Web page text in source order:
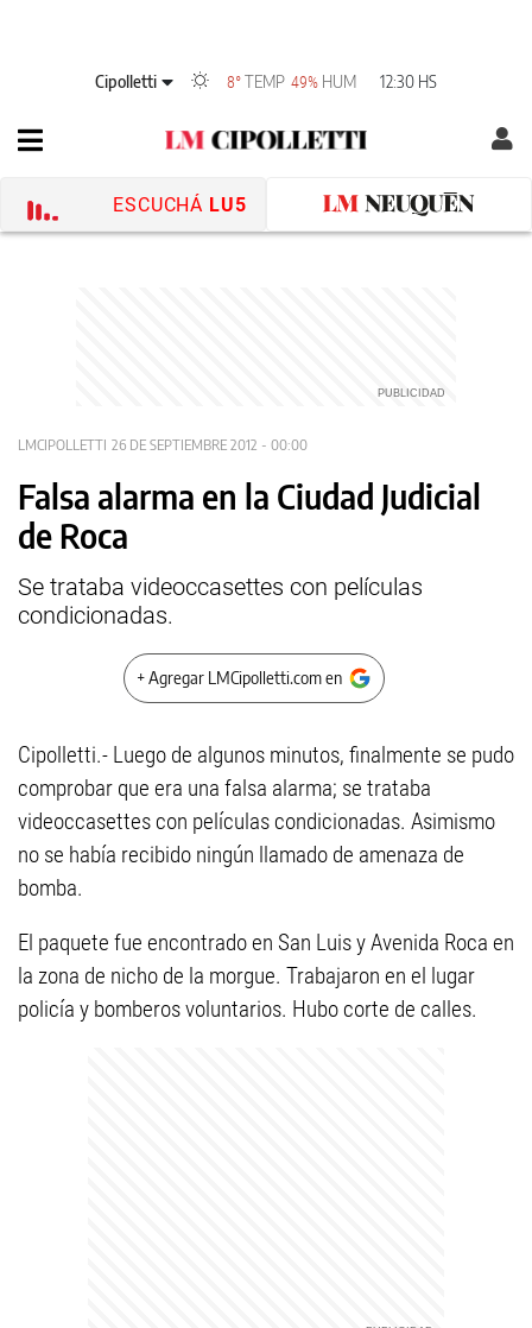
Cipolletti 8°TEMP 49% HUM 12:30 HS
ESCUCHÁ LU5
LMCIPOLLETTI 26 DE SEPTIEMBRE 2012 - 00:00
Falsa alarma en la Ciudad Judicial
de Roca
Se trataba videoccasettes con películas
condicionadas.
+ Agregar LMCipolletti.com en
Cipolletti.- Luego de algunos minutos, finalmente se pudo
comprobar que era una falsa alarma; se trataba
videoccasettes con películas condicionadas. Asimismo
no se había recibido ningún llamado de amenaza de
bomba.
El paquete fue encontrado en San Luis y Avenida Roca en
la zona de nicho de la morgue. Trabajaron en el lugar
policía y bomberos voluntarios. Hubo corte de calles.